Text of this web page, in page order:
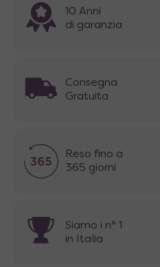
10 Anni
di garanzia
Consegna
Gratuita
Reso fino a
365 giorni
Siamo i n° 1
in Italia